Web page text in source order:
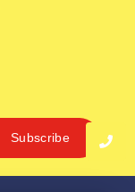
Subscribe